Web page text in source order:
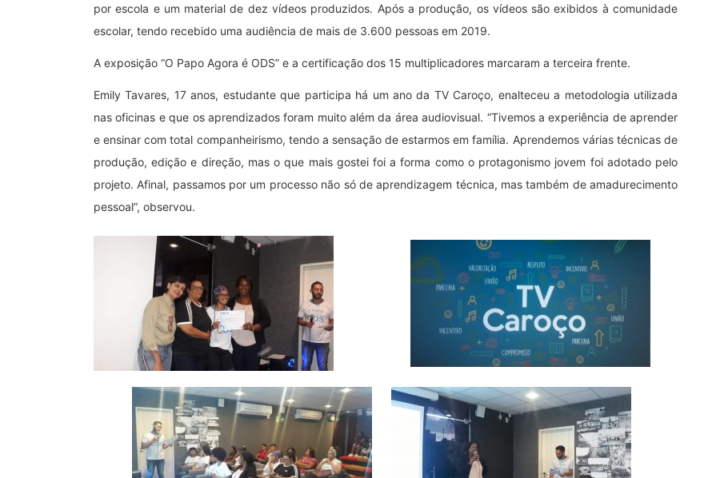
por escola e um material de dez vídeos produzidos. Após a produção, os vídeos são exibidos à comunidade
escolar, tendo recebido uma audiência de mais de 3.600 pessoas em 2019.
A exposição “O Papo Agora é ODS” e a certificação dos 15 multiplicadores marcaram a terceira frente.
Emily Tavares, 17 anos, estudante que participa há um ano da TV Caroço, enalteceu a metodologia utilizada
nas oficinas e que os aprendizados foram muito além da área audiovisual. “Tivemos a experiência de aprender
e ensinar com total companheirismo, tendo a sensação de estarmos em família. Aprendemos várias técnicas de
produção, edição e direção, mas o que mais gostei foi a forma como o protagonismo jovem foi adotado pelo
projeto. Afinal, passamos por um processo não só de aprendizagem técnica, mas também de amadurecimento
pessoal”, observou.